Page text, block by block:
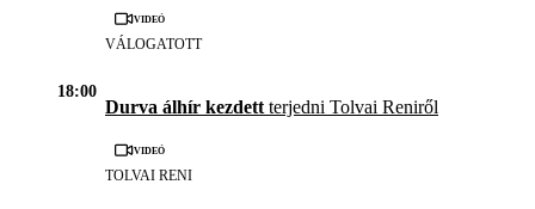
Videó
VÁLOGATOTT
18:00
Durva álhír kezdett terjedni Tolvai Reniről
Videó
TOLVAI RENI